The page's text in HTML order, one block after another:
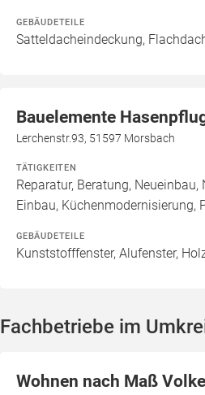
GEBÄUDETEILE
Satteldacheindeckung,
Bauelemente
Lerchenstr.93, 51597 Morsbach
TÄTIGKEITEN
Reparatur, Beratung,
Einbau, Küchenmodernisierung,
GEBÄUDETEILE
Kunststofffenster, Alufenster,
Fachbetriebe im
Wohnen nach Maß